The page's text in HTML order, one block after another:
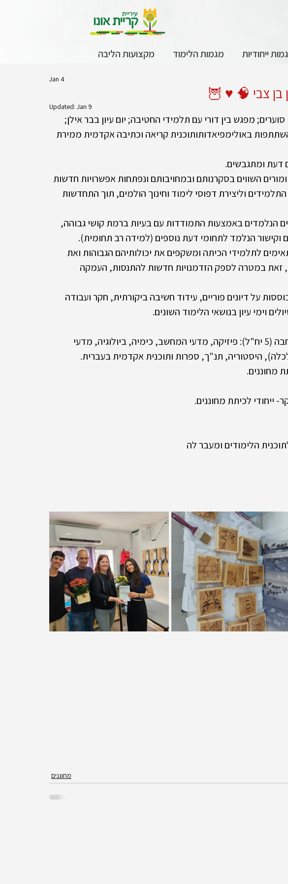
ייחודיות מגמות הלימוד מקצועות הליבה
בן צבי 🧠 ♥️ 🦉
Jan 4
Updated: Jan 9
סוערים; מפגש בין דורי עם תלמידי החטיבה; יום עיון בבר אילן;
השתתפות באולימפיאדותותוכנית קריאה וכתיבה אקדמית ממירת
דעת ומתגבשים.
השווים בסקרנותם ובמחויבותם ונפתחות אפשרויות חדשות
התלמידים וליצירת דפוסי לימוד וחינוך הולמים, תוך התחדשות
הנלמדים באמצעות התמודדות עם בעיות ברמת קושי גבוהה,
וקישור הנלמד לתחומי דעת נוספים (למידה רב תחומית).
לתלמידי הכיתה ומשקפים את יכולותיהם הגבוהות ואת
זאת במטרה לספק הזדמנויות חדשות להתנסות, העמקה
על דיונים פוריים, עידוד חשיבה ביקורתית, חקר ועבודה
וימי עיון בנושאי הלימוד השונים.
מגוון רחב של מגמות ומקצועות הרחבה (5 יח"ל): פיזיקה, מדעי המחשב, כימיה, ביולוגיה, מדעי
היסטוריה, תנ"ך, ספרות ותוכנית אקדמית בעברית.
מחוננים.
ייחודי לכיתת מחוננים.
הלימודים ומעבר לה
מחוננים